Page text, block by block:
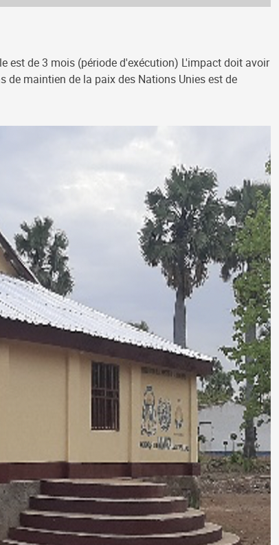
est de 3 mois (période d'exécution) L'impact doit avoir
maintien de la paix des Nations Unies est de